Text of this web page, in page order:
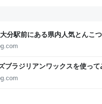
分駅前にある県内人気とんこ
ブラジリアンワックスを使っ
い。 - アキノリがブログ